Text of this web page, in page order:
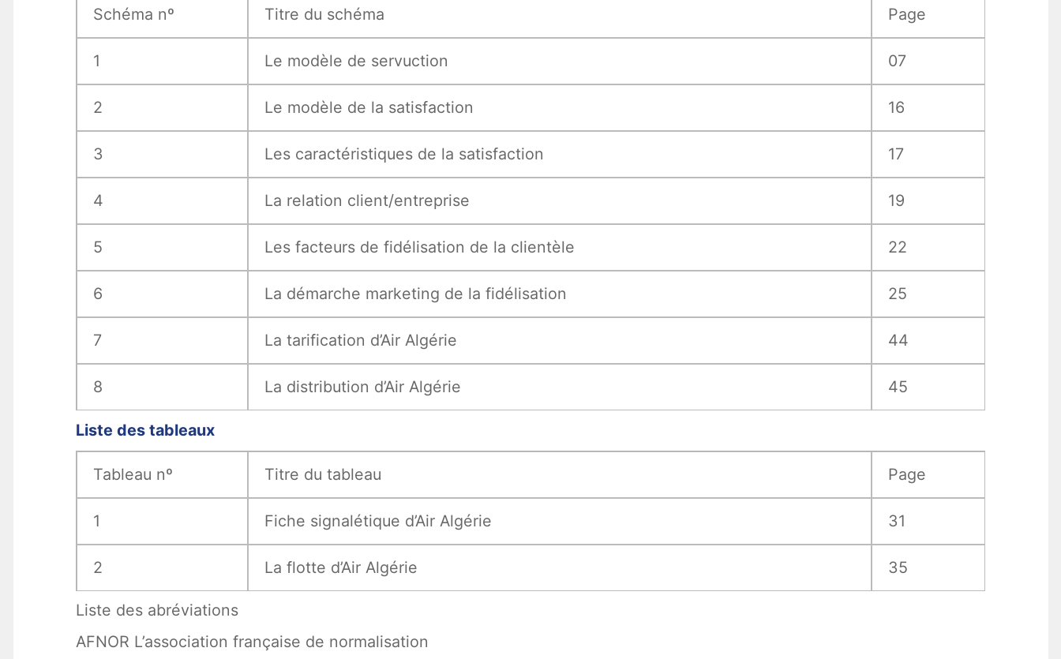
Schéma nº Titre du schéma Page
1 Le modèle de servuction 07
2 Le modèle de la satisfaction 16
3 Les caractéristiques de la satisfaction 17
4 La relation client/entreprise 19
5 Les facteurs de fidélisation de la clientèle 22
6 La démarche marketing de la fidélisation 25
7 La tarification d’Air Algérie 44
8 La distribution d’Air Algérie 45
Liste des tableaux
Tableau nº Titre du tableau Page
1 Fiche signalétique d’Air Algérie 31
2 La flotte d’Air Algérie 35
Liste des abréviations
AFNOR L’association française de normalisation